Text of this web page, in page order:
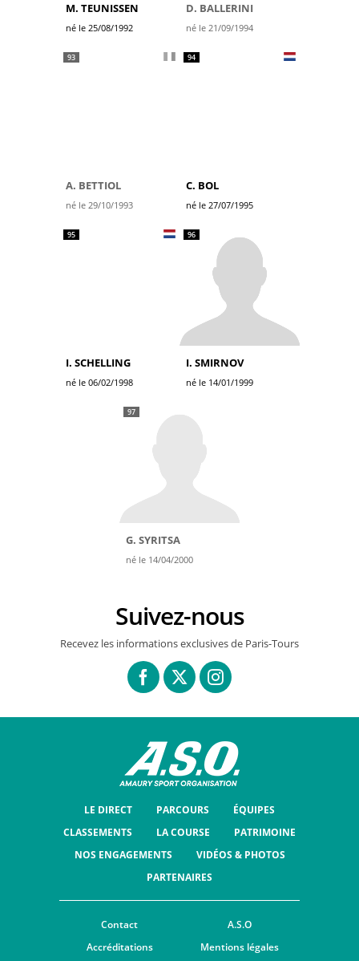
M. TEUNISSEN
né le 25/08/1992
D. BALLERINI
né le 21/09/1994
93
A. BETTIOL
né le 29/10/1993
94
C. BOL
né le 27/07/1995
95
I. SCHELLING
né le 06/02/1998
96
I. SMIRNOV
né le 14/01/1999
97
G. SYRITSA
né le 14/04/2000
Suivez-nous
Recevez les informations exclusives de Paris-Tours
LE DIRECT PARCOURS
ÉQUIPES
CLASSEMENTS
LA COURSE
PATRIMOINE
NOS ENGAGEMENTS
VIDÉOS & PHOTOS
PARTENAIRES
Contact
A.S.O
Accréditations
Mentions légales